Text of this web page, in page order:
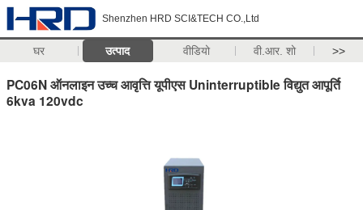
Shenzhen HRD SCI&TECH CO.,Ltd
घर उत्पाद वीडियो वी.आर. शो >>
PC06N ​​ऑनलाइन उच्च आवृत्ति यूपीएस Uninterruptible विद्युत आपूर्ति
6kva 120vdc